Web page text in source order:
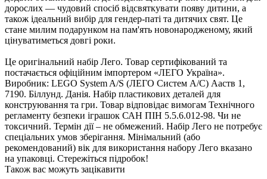
дорослих — чудовий спосіб відсвяткувати появу дитини, а
також ідеальний вибір для гендер-паті та дитячих свят. Це
стане милим подарунком на пам'ять новонародженому, який
цінуватиметься довгі роки.
Це оригінальний набір Лего. Товар сертифікований та
постачається офіційним імпортером «ЛЕГО Україна».
иробник: LEGO System A/S (ЛЕГО Систем А/С) Ааств 1,
7190. Біллунд. Данія. Набір пластикових деталей для
конструювання та гри. Товар відповідає вимогам Технічного
регламенту безпеки іграшок САН ПІН 5.5.6.012-98. Чи не
токсичний. Термін дії – не обмежений. Набір Лего не потребує
спеціальних умов зберігання. Мінімальний (або
рекомендований) вік для використання набору Лего вказано
на упаковці. Стережіться підробок!
Також вас можуть зацікавити